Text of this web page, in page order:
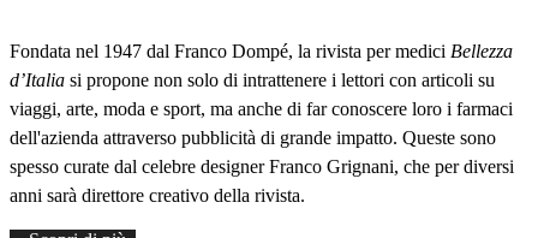
Fondata nel 1947 dal Franco Dompé, la rivista per medici Bellezza
d’Italia si propone non solo di intrattenere i lettori con articoli su
viaggi, arte, moda e sport, ma anche di far conoscere loro i farmaci
dell'azienda attraverso pubblicità di grande impatto. Queste sono
spesso curate dal celebre designer Franco Grignani, che per diversi
anni sarà direttore creativo della rivista.